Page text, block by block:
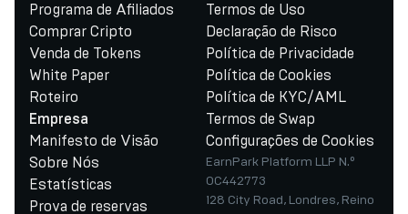
Programa de Afiliados
Comprar Cripto
Venda de Tokens
White Paper
Roteiro
Empresa
Manifesto de Visão
Sobre Nós
Estatísticas
Prova de reservas
Termos de Uso
Declaração de Risco
Política de Privacidade
Política de Cookies
Política de KYC/AML
Termos de Swap
Configurações de Cookies
EarnPark Platform LLP N.º
OC442773
128 City Road, Londres, Reino